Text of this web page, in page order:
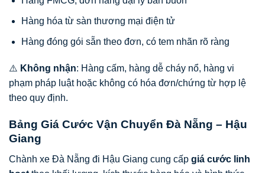
Hàng hóa từ sàn thương mại điện tử
Hàng đóng gói sẵn theo đơn, có tem nhãn rõ ràng
⚠️ Không nhận: Hàng cấm, hàng dễ cháy nổ, hàng vi
phạm pháp luật hoặc không có hóa đơn/chứng từ hợp lệ
theo quy định.
Bảng Giá Cước Vận Chuyển Đà Nẵng – Hậu
Giang
Chành xe Đà Nẵng đi Hậu Giang cung cấp giá cước linh